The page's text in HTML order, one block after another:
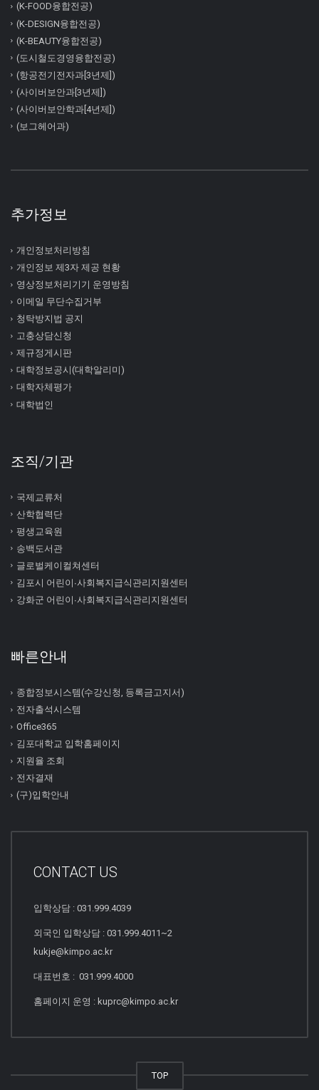
(K-FOOD융합전공)
(K-DESIGN융합전공)
(K-BEAUTY융합전공)
(도시철도경영융합전공)
(항공전기전자과[3년제])
(사이버보안과[3년제])
(사이버보안학과[4년제])
(보그헤어과)
추가정보
개인정보처리방침
개인정보 제3자 제공 현황
영상정보처리기기 운영방침
이메일 무단수집거부
청탁방지법 공지
고충상담신청
제규정게시판
대학정보공시(대학알리미)
대학자체평가
대학법인
조직/기관
국제교류처
산학협력단
평생교육원
송백도서관
글로벌케이컬쳐센터
김포시 어린이∙사회복지급식관리지원센터
강화군 어린이∙사회복지급식관리지원센터
빠른안내
종합정보시스템(수강신청, 등록금고지서)
전자출석시스템
Office365
김포대학교 입학홈페이지
지원율 조회
전자결재
(구)입학안내
CONTACT US
입학상담 : 031.999.4039
외국인 입학상담 : 031.999.4011~2
kukje@kimpo.ac.kr
대표번호 : 031.999.4000
홈페이지 운영 : kuprc@kimpo.ac.kr
TOP